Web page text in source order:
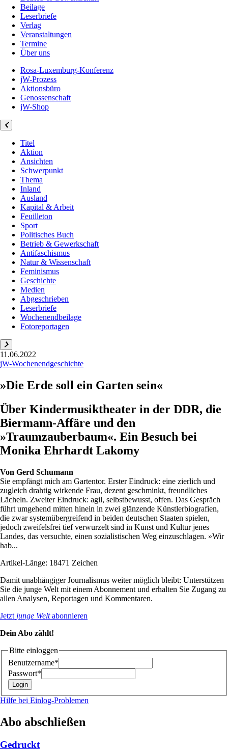
Beilage
Leserbriefe
Verlag
Veranstaltungen
Termine
Über uns
Rosa-Luxemburg-Konferenz
jW-Prozess
Aktionsbüro
Genossenschaft
jW-Shop
Titel
Aktion
Ansichten
Schwerpunkt
Thema
Inland
Ausland
Kapital & Arbeit
Feuilleton
Sport
Politisches Buch
Betrieb & Gewerkschaft
Antifaschismus
Natur & Wissenschaft
Feminismus
Geschichte
Medien
Abgeschrieben
Leserbriefe
Wochenendbeilage
Fotoreportagen
11.06.2022
jW-Wochenendgeschichte
»Die Erde soll ein Garten sein«
Über Kindermusiktheater in der DDR, die
Biermann-Affäre und den
»Traumzauberbaum«. Ein Besuch bei
Monika Ehrhardt Lakomy
Von Gerd Schumann
Sie empfängt mich am Gartentor. Erster Eindruck: eine zierlich und
zugleich drahtig wirkende Frau, dezent geschminkt, freundliches
Lächeln. Zweiter Eindruck: agil, selbstbewusst, offen. Das Gespräch
führt umgehend mitten hinein in zwei glänzende Künstlerbiografien,
die zwar systemübergreifend in beiden deutschen Staaten spielen,
jedoch zweifelsfrei tief verwurzelt sind in Kunst und Kultur jenes
Landes, das versuchte, einen sozialistischen Weg einzuschlagen. »Wir
hab...
Artikel-Länge: 18471 Zeichen
Damit unabhängiger Journalismus weiter möglich bleibt: Unterstützen
Sie die junge Welt mit einem Abonnement und erhalten Sie Zugang zu
allen Analysen, Reportagen und Kommentaren.
Jetzt junge Weltabonnieren
Dein Abo zählt!
Bitte einloggen
Benutzername*
Passwort*
Hilfe bei Einlog-Problemen
Abo abschließen
Gedruckt